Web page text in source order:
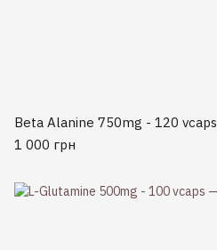
Beta Alanine 750mg - 120 vcaps
1 000 грн